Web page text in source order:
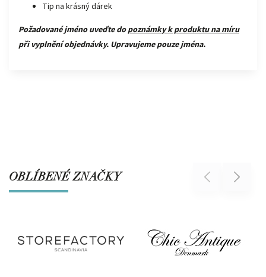
Tip na krásný dárek
Požadované jméno uveďte dopoznámky k produktu na míru
při vyplnění objednávky. Upravujeme pouze jména.
OBLÍBENÉ ZNAČKY Previous Next